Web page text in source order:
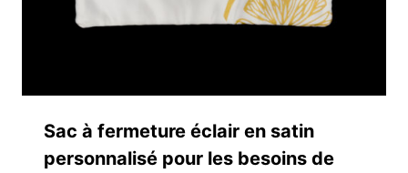
Sac à fermeture éclair en satin
personnalisé pour les besoins de